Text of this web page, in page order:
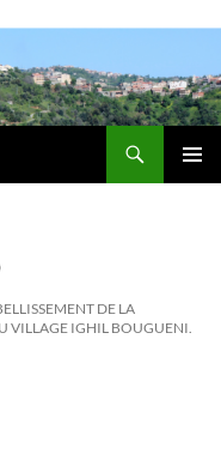
DE LA
VILLAGE IGHIL BOUGUENI.